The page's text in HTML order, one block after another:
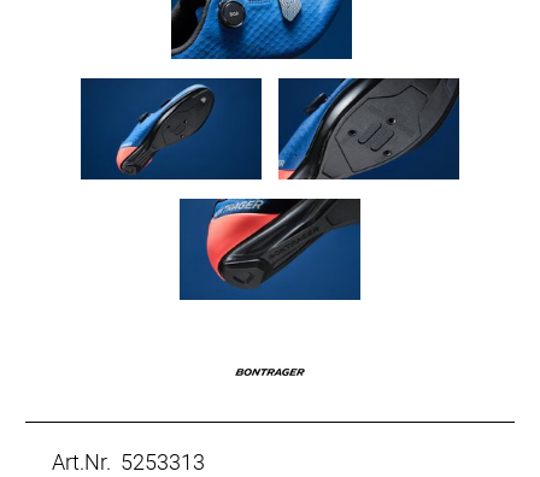
Art.Nr. 5253313